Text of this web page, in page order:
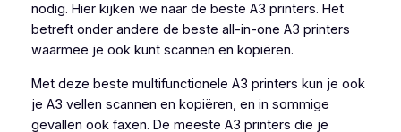
nodig. Hier kijken we naar de beste A3 printers. Het
betreft onder andere de beste all-in-one A3 printers
waarmee je ook kunt scannen en kopiëren.
Met deze beste multifunctionele A3 printers kun je ook
je A3 vellen scannen en kopiëren, en in sommige
gevallen ook faxen. De meeste A3 printers die je